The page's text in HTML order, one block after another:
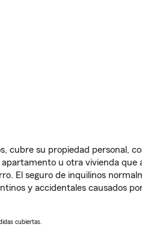
cubre su propiedad personal,
u otra vivienda que
El seguro de inquilinos
y accidentales causados
cubiertas.